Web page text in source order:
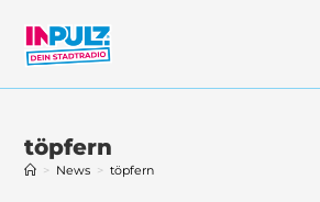
Inhalt
springen
töpfern
> News > töpfern